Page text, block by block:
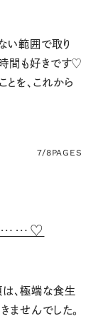
い範囲で取り
間も好きです♡
を、これから
7/8PAGES
……♡
、極端な食生
ませんでした。